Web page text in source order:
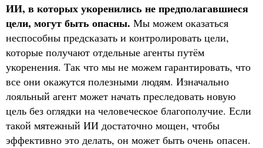
ИИ, в которых укоренились не предполагавшиеся
цели, могут быть опасны. Мы можем оказаться
неспособны предсказать и контролировать цели,
которые получают отдельные агенты путём
укоренения. Так что мы не можем гарантировать, что
все они окажутся полезными людям. Изначально
лояльный агент может начать преследовать новую
цель без оглядки на человеческое благополучие. Если
такой мятежный ИИ достаточно мощен, чтобы
эффективно это делать, он может быть очень опасен.